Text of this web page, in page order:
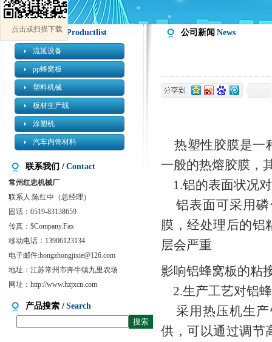
产品分类 / Productlist
流延设备
pp蜂窝板
塑料机械
板材生产线
涂塑机
汽车内饰材料
联系我们 / Contact
常州红忠机械厂
联系人:陈红中（总经理）
固话：0519-83138659
传真：$Company.Fax
移动电话：13906123134
电子邮件:hongzhongjixie@126.com
地址：江苏常州市奔牛镇九里农场
网址： http://www.hzjxcn.com
产品搜索 / Search
公司新闻 News
热塑性胶膜是一
一般的热熔胶膜，
1.铝的表面状况
铝表面可采用磷
膜，经处理后的铝
层会严重
影响铝蜂窝板的粘
2.生产工艺对铝
采用热压机生产
供，可以通过调节
点击或扫描下载